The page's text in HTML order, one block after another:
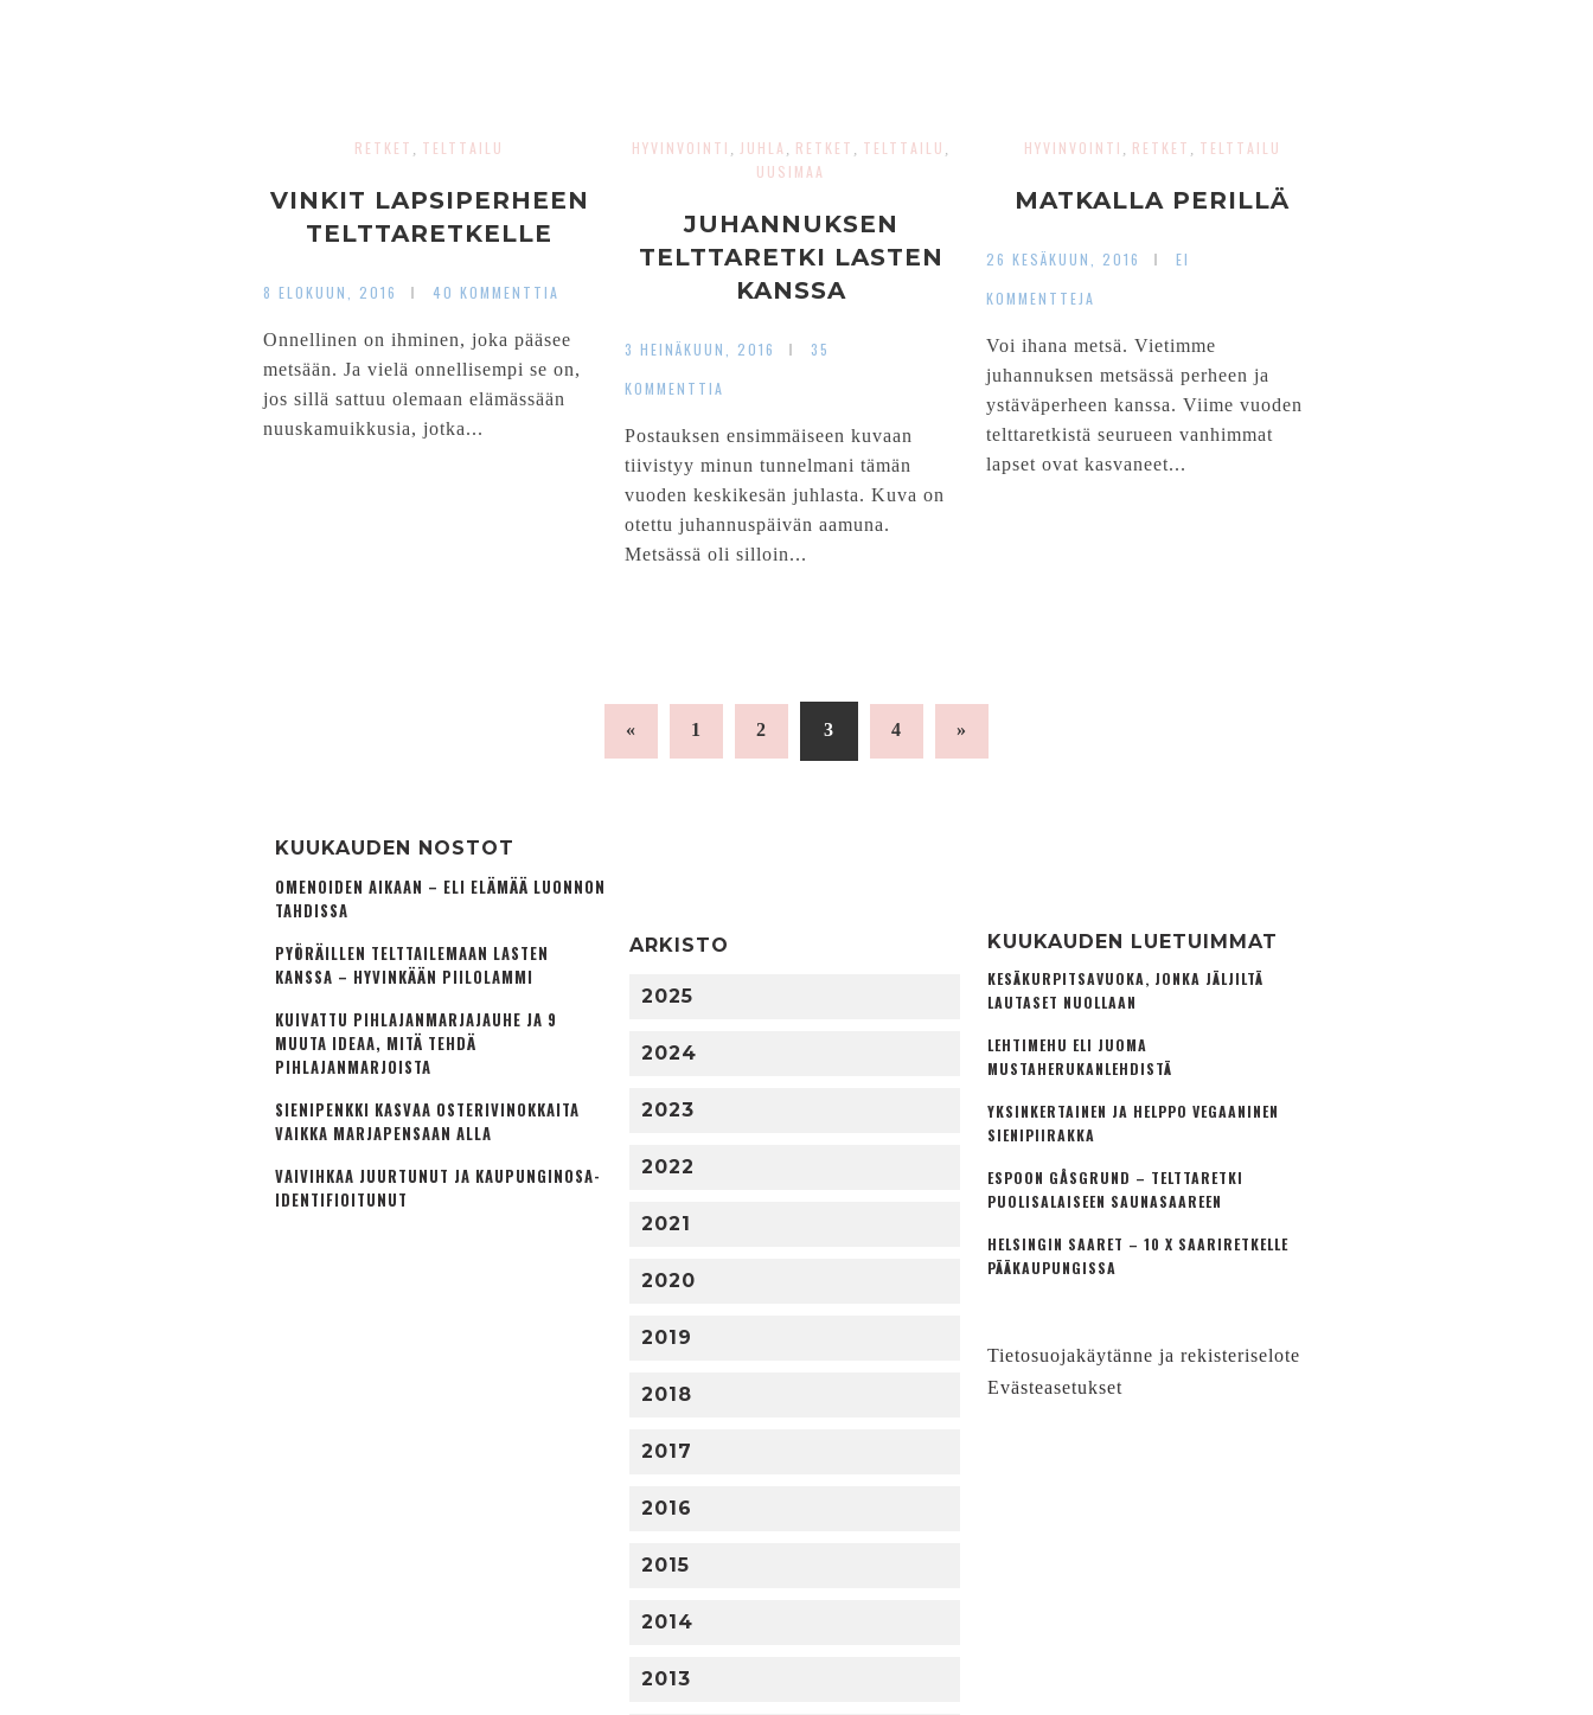
RETKET , TELTTAILU
VINKIT LAPSIPERHEEN
TELTTARETKELLE
8 ELOKUUN, 2016 40 KOMMENTTIA
Onnellinen on ihminen, joka pääsee
metsään. Ja vielä onnellisempi se on,
jos sillä sattuu olemaan elämässään
nuuskamuikkusia, jotka...
HYVINVOINTI , JUHLA , RETKET , TELTTAILU ,
UUSIMAA
JUHANNUKSEN
TELTTARETKI LASTEN
KANSSA
3 HEINÄKUUN, 2016
35
KOMMENTTIA
Postauksen ensimmäiseen kuvaan
tiivistyy minun tunnelmani tämän
vuoden keskikesän juhlasta. Kuva on
otettu juhannuspäivän aamuna.
Metsässä oli silloin...
HYVINVOINTI , RETKET , TELTTAILU
MATKALLA PERILLÄ
26 KESÄKUUN, 2016
EI
KOMMENTTEJA
Voi ihana metsä. Vietimme
juhannuksen metsässä perheen ja
ystäväperheen kanssa. Viime vuoden
telttaretkistä seurueen vanhimmat
lapset ovat kasvaneet...
« 1 2 3 4 »
KUUKAUDEN NOSTOT
OMENOIDEN AIKAAN – ELI ELÄMÄÄ LUONNON
TAHDISSA
PYÖRÄILLEN TELTTAILEMAAN LASTEN
KANSSA – HYVINKÄÄN PIILOLAMMI
KUIVATTU PIHLAJANMARJAJAUHE JA 9
MUUTA IDEAA, MITÄ TEHDÄ
PIHLAJANMARJOISTA
SIENIPENKKI KASVAA OSTERIVINOKKAITA
VAIKKA MARJAPENSAAN ALLA
VAIVIHKAA JUURTUNUT JA KAUPUNGINOSA­
IDENTIFIOITUNUT
ARKISTO
2025
2024
2023
2022
2021
2020
2019
2018
2017
2016
2015
2014
2013
KUUKAUDEN LUETUIMMAT
KESÄKURPITSAVUOKA, JONKA JÄLJILTÄ
LAUTASET NUOLLAAN
LEHTIMEHU ELI JUOMA
MUSTAHERUKANLEHDISTÄ
YKSINKERTAINEN JA HELPPO VEGAANINEN
SIENIPIIRAKKA
ESPOON GÅSGRUND – TELTTARETKI
PUOLISALAISEEN SAUNASAAREEN
HELSINGIN SAARET – 10 X SAARIRETKELLE
PÄÄKAUPUNGISSA
Tietosuojakäytänne ja rekisteriselote
Evästeasetukset